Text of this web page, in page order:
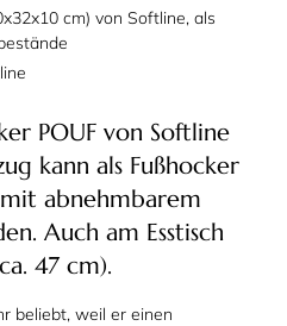
cm) von Softline, als
POUF von Softline
kann als Fußhocker
abnehmbarem
Auch am Esstisch
47 cm).
beliebt, weil er einen